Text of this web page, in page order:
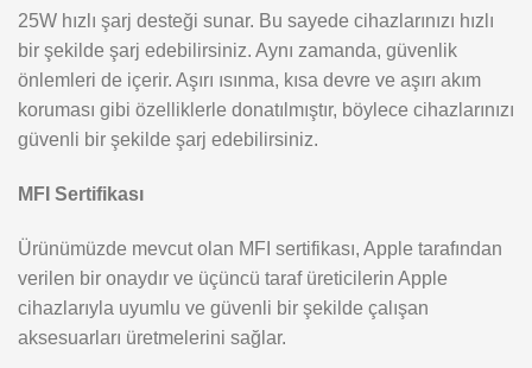
25W hızlı şarj desteği sunar. Bu sayede cihazlarınızı hızlı
bir şekilde şarj edebilirsiniz. Aynı zamanda, güvenlik
önlemleri de içerir. Aşırı ısınma, kısa devre ve aşırı akım
koruması gibi özelliklerle donatılmıştır, böylece cihazlarınızı
güvenli bir şekilde şarj edebilirsiniz.
MFI Sertifikası
Ürünümüzde mevcut olan MFI sertifikası, Apple tarafından
verilen bir onaydır ve üçüncü taraf üreticilerin Apple
cihazlarıyla uyumlu ve güvenli bir şekilde çalışan
aksesuarları üretmelerini sağlar.